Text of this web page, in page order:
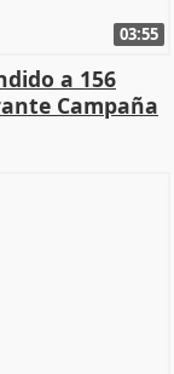
03:55
a 156
Campaña